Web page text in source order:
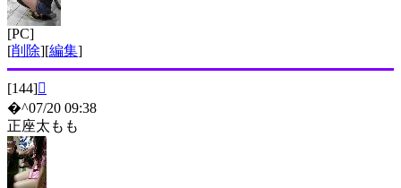
[PC]
[削除][編集]
[144]
�^07/20 09:38
正座太もも